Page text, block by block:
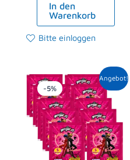
In den
Warenkorb
Bitte einloggen
Angebot!
-5%
Preis
war:
10,00 €
Preis
ist:
9,49 €.